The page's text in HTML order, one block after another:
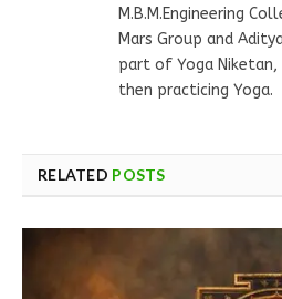
M.B.M.Engineering
Mars Group and
part of Yoga Niketan,
then practicing Yoga.
RELATED POSTS